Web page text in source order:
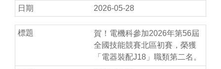
2026-05-28
賀！電機科參加2026年第56屆
全國技能競賽北區初賽，榮獲
「電器裝配J18」職類第二名。